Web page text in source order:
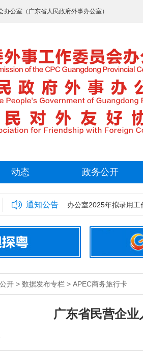
公室（广东省人民政府外事办公室）
动态 政务公开
通知公告
事工作委员会办公室2025年拟录用工作人
开 > 数据发布专栏 > APEC商务旅行卡
广东省民营企业